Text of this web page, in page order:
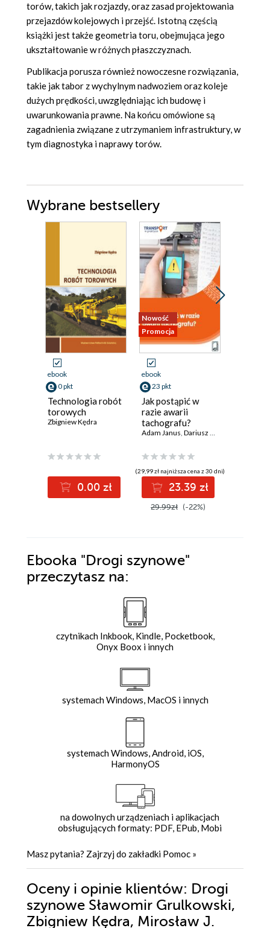
torów, takich jak rozjazdy, oraz zasad projektowania
przejazdów kolejowych i przejść. Istotną częścią
książki jest także geometria toru, obejmująca jego
ukształtowanie w różnych płaszczyznach.
Publikacja porusza również nowoczesne rozwiązania,
takie jak tabor z wychylnym nadwoziem oraz koleje
dużych prędkości, uwzględniając ich budowę i
uwarunkowania prawne. Na końcu omówione są
zagadnienia związane z utrzymaniem infrastruktury, w
tym diagnostyka i naprawy torów.
Wybrane bestsellery
ebook
0 pkt
Technologia robót
torowych
Zbigniew Kędra
0.00 zł
Nowość
Promocja
ebook
23 pkt
Jak postąpić w
razie awarii
tachografu?
Adam Janus, Dariusz Pradut
(29,99 zł najniższa cena z 30 dni)
23.39 zł
29.99zł (-22%)
Ebooka "Drogi szynowe"
przeczytasz na:
czytnikach Inkbook, Kindle, Pocketbook,
Onyx Boox i innych
systemach Windows, MacOS i innych
systemach Windows, Android, iOS,
HarmonyOS
na dowolnych urządzeniach i aplikacjach
obsługujących formaty: PDF, EPub, Mobi
Masz pytania? Zajrzyj do zakładki Pomoc »
Oceny i opinie klientów: Drogi
szynowe Sławomir Grulkowski,
Zbigniew Kędra, Mirosław J.